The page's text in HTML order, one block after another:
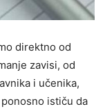
direktno od
zavisi, od
i učenika,
ističu da